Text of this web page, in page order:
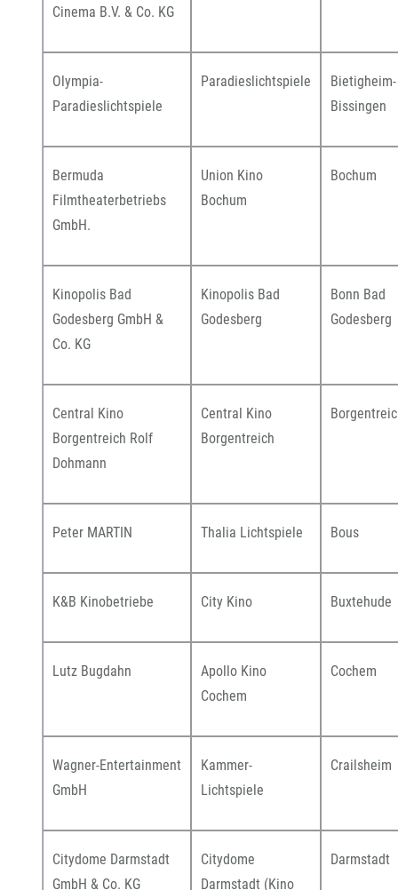
Cinema B.V. & Co. KG
Olympia-
Paradieslichtspiele
Paradieslichtspiele
Bietigheim-
Bissingen
Bermuda
Filmtheaterbetriebs
GmbH.
Union Kino
Bochum
Bochum
Kinopolis Bad
Godesberg GmbH &
Co. KG
Kinopolis Bad
Godesberg
Bonn Bad
Godesberg
Central Kino
Borgentreich Rolf
Dohmann
Central Kino
Borgentreich
Peter MARTIN Thalia Lichtspiele Bous
K&B Kinobetriebe City Kino Buxtehude
Lutz Bugdahn
Apollo Kino
Cochem
Cochem
Wagner-Entertainment
GmbH
Kammer-
Lichtspiele
Crailsheim
Citydome Darmstadt
GmbH & Co. KG
Citydome
Darmstadt (Kino
Darmstadt